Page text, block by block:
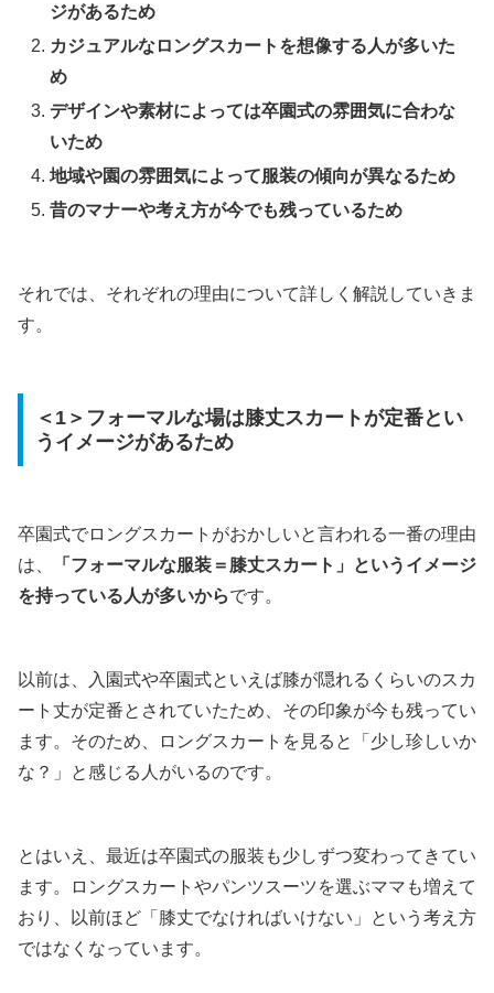
ジがあるため
カジュアルなロングスカートを想像する人が多いた
め
デザインや素材によっては卒園式の雰囲気に合わな
いため
地域や園の雰囲気によって服装の傾向が異なるため
昔のマナーや考え方が今でも残っているため
それでは、それぞれの理由について詳しく解説していきま
す。
＜1＞フォーマルな場は膝丈スカートが定番とい
うイメージがあるため
卒園式でロングスカートがおかしいと言われる一番の理由
は、
「フォーマルな服装＝膝丈スカート」というイメージ
を持っている人が多いからです。
以前は、入園式や卒園式といえば膝が隠れるくらいのスカ
ート丈が定番とされていたため、その印象が今も残ってい
ます。そのため、ロングスカートを見ると「少し珍しいか
な？」と感じる人がいるのです。
とはいえ、最近は卒園式の服装も少しずつ変わってきてい
ます。ロングスカートやパンツスーツを選ぶママも増えて
おり、以前ほど「膝丈でなければいけない」という考え方
ではなくなっています。